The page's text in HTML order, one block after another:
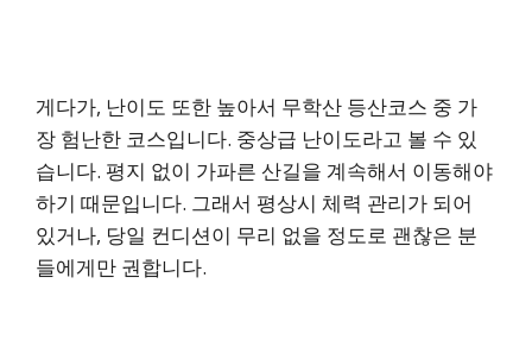
게다가, 난이도 또한 높아서 무학산 등산코스 중 가
장 험난한 코스입니다. 중상급 난이도라고 볼 수 있
습니다. 평지 없이 가파른 산길을 계속해서 이동해야
하기 때문입니다. 그래서 평상시 체력 관리가 되어
있거나, 당일 컨디션이 무리 없을 정도로 괜찮은 분
들에게만 권합니다.